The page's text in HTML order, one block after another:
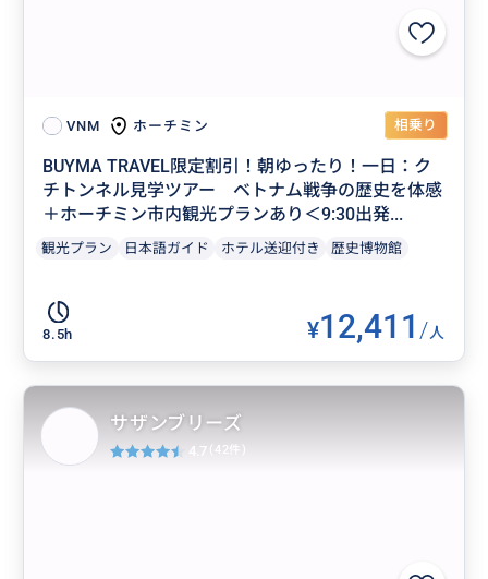
VNM ホーチミン 相乗り
BUYMA TRAVEL限定割引！朝ゆったり！一日：ク
チトンネル見学ツアー ベトナム戦争の歴史を体感
＋ホーチミン市内観光プランあり＜9:30出発...
観光プラン 日本語ガイド ホテル送迎付き 歴史博物館
8.5h ¥12,411 /人
サザンブリーズ
4.7 (42件)